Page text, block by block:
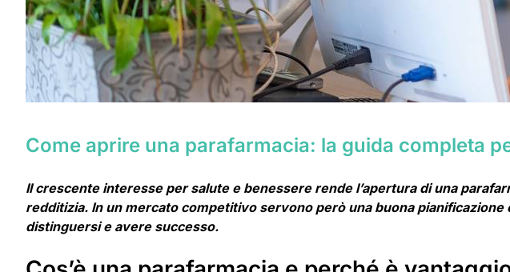
Come aprire una parafarmacia: la guida completa
Il crescente interesse per salute e benessere rende l’apertura di una
redditizia. In un mercato competitivo servono però una buona
distinguersi e avere successo.